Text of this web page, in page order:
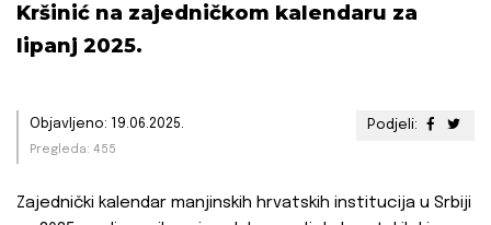
Kršinić na zajedničkom kalendaru za
lipanj 2025.
Podjeli:
Objavljeno: 19.06.2025.
Pregleda: 455
Zajednički kalendar manjinskih hrvatskih institucija u Srbiji